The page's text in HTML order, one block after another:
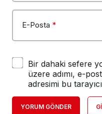
E-Posta *
Bir dahaki sefere
üzere adımı, e-
adresimi bu
YORUM GÖNDER